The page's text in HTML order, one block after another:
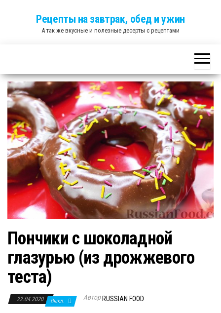
Рецепты на завтрак, обед и ужин
А так же вкусные и полезные десерты с рецептами
Пончики с шоколадной
глазурью (из дрожжевого
теста)
22.04.2020 Выкл. Автор RUSSIAN FOOD